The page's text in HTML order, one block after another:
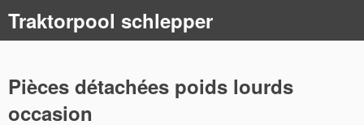
content
Traktorpool schlepper
Pièces détachées poids lourds
occasion